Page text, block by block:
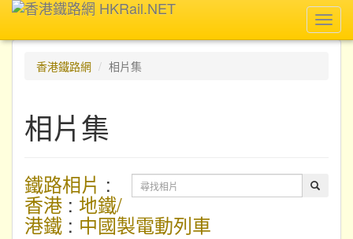
香港鐵路網
相片集
相片集
鐵路相片 :
香港 : 地鐵/
港鐵 : 中國製電動列車